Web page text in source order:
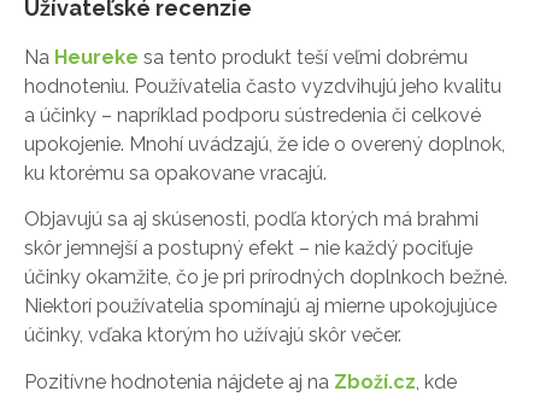
Užívateľské recenzie
Na Heureke sa tento produkt teší veľmi dobrému
hodnoteniu. Používatelia často vyzdvihujú jeho kvalitu
a účinky – napríklad podporu sústredenia či celkové
upokojenie. Mnohí uvádzajú, že ide o overený doplnok,
ku ktorému sa opakovane vracajú.
Objavujú sa aj skúsenosti, podľa ktorých má brahmi
skôr jemnejší a postupný efekt – nie každý pociťuje
účinky okamžite, čo je pri prírodných doplnkoch bežné.
Niektorí používatelia spomínajú aj mierne upokojujúce
účinky, vďaka ktorým ho užívajú skôr večer.
Pozitívne hodnotenia nájdete aj na Zboží.cz , kde